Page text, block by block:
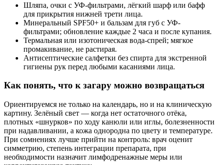
Шляпа, очки с УФ-фильтрами, лёгкий шарф или бафф
для прикрытия нижней трети лица.
Минеральный SPF50+ и бальзам для губ с УФ-
фильтрами; обновление каждые 2 часа и после купания.
Термальная или изотоническая вода-спрей; мягкое
промакивание, не растирая.
Антисептические салфетки без спирта для экстренной
гигиены рук перед любыми касаниями лица.
Как понять, что к загару можно возвращаться
Ориентируемся не только на календарь, но и на клиническую
картину. Зелёный свет — когда нет остаточного отёка,
плотных «шнурков» по ходу канюли или иглы, болезненности
при надавливании, а кожа однородна по цвету и температуре.
При сомнениях лучше прийти на контроль: врач оценит
симметрию, степень интеграции препарата, при
необходимости назначит лимфодренажные меры или